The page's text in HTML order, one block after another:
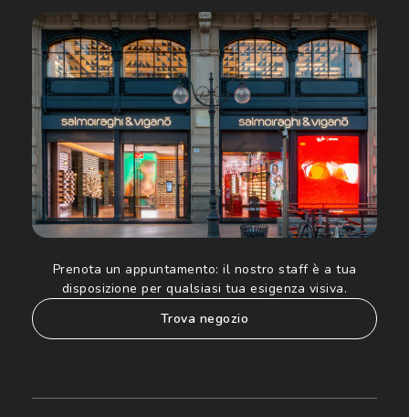
Cliccando su "Iscriviti", confermo di avere più di 16 anni e
acconsento all'utilizzo dei miei Dati Personali da parte di
Luxottica Group S.p.A. per l'invio di offerte speciali, novità
ed altre comunicazioni di carattere pubblicitario (consultare
Informativa sulla privacyper ulteriori informazioni).
Prenota un appuntamento: il nostro staff è a tua
disposizione per qualsiasi tua esigenza visiva.
trova negozio